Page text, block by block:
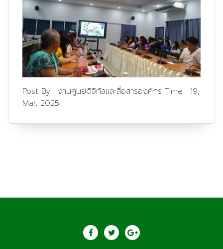
Post By : งานศูนย์ดิจิทัลและสื่อสารองค์กร Time : 19,
Mar, 2025